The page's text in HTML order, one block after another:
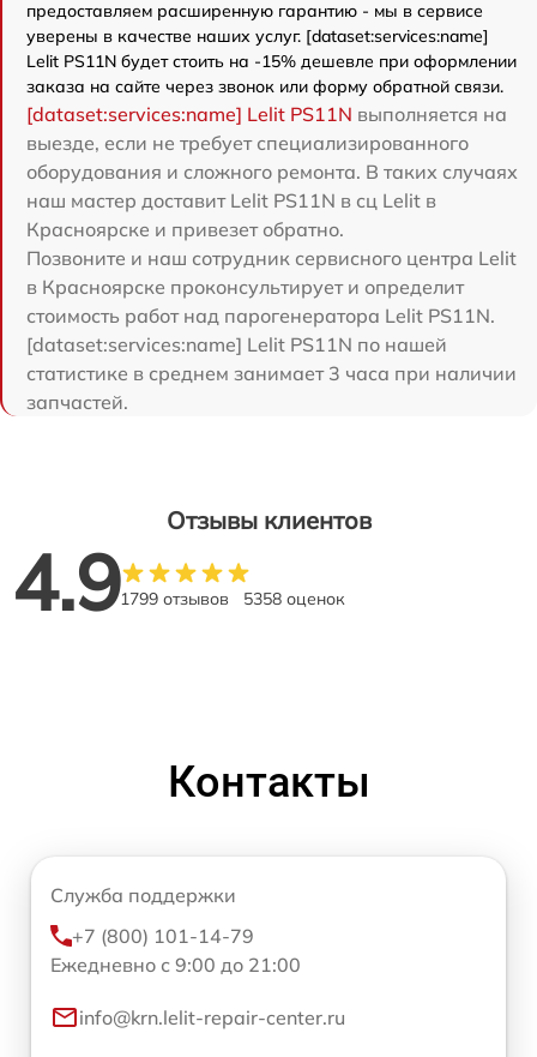
предоставляем расширенную гарантию - мы в сервисе
уверены в качестве наших услуг. [dataset:services:name]
Lelit PS11N будет стоить на -15% дешевле при оформлении
заказа на сайте через звонок или форму обратной связи.
[dataset:services:name] Lelit PS11N выполняется на
выезде, если не требует специализированного
оборудования и сложного ремонта. В таких случаях
наш мастер доставит Lelit PS11N в сц Lelit в
Красноярске и привезет обратно.
Позвоните и наш сотрудник сервисного центра Lelit
в Красноярске проконсультирует и определит
стоимость работ над парогенератора Lelit PS11N.
[dataset:services:name] Lelit PS11N по нашей
статистике в среднем занимает 3 часа при наличии
запчастей.
Отзывы клиентов
4.91799 отзывов 5358 оценок
Контакты
Служба поддержки
+7 (800) 101-14-79
Ежедневно с 9:00 до 21:00
info@krn.lelit-repair-center.ru